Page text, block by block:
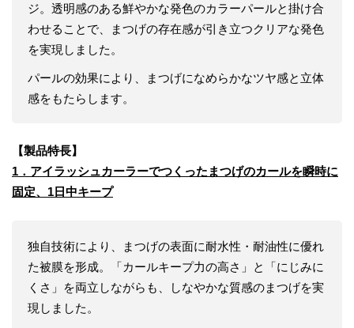
ジ。透明感のある鮮やかな発色のカラーパールと掛け合
わせることで、まつげの存在感が引き立つクリアな発色
を実現しました。
パールの効果により、まつげになめらかなツヤ感と立体
感をもたらします。
【製品特長】
1 ． アイラッシュカーラーでつく ったまつげのカールを瞬時に
固定、 1 日中キープ
独自技術により、まつげの表面に耐水性・耐油性に優れ
た被膜を形成。「カールキープ力の高さ」と「にじみに
くさ」を両立しながらも、しなやかな質感のまつげを実
現しました。